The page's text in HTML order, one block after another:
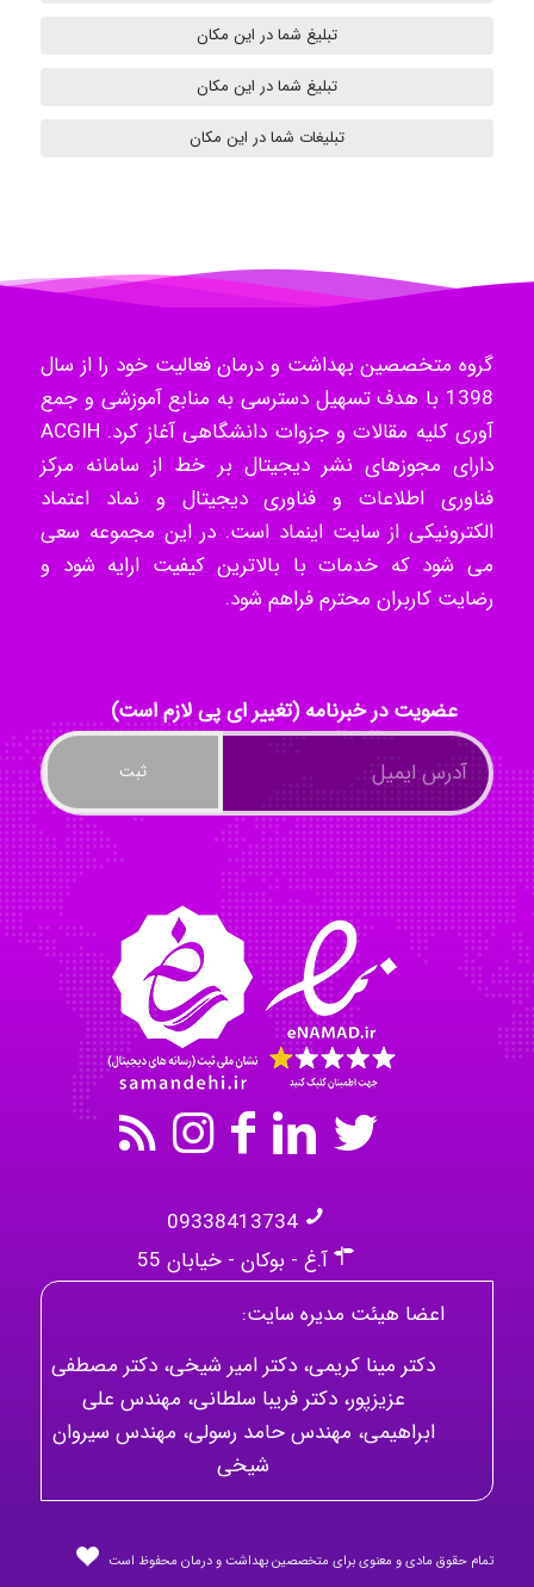
Mohammad
Tavan
akhtar shahsavandi
ayda habibnejad
Nazaninkarkon
Omid
Mehrab
تبلیغ شما در این مکان
تبلیغ شما در این مکان
تبلیغات شما در این مکان
گروه متخصصین بهداشت و درمان فعالیت خود را از سال
1398 با هدف تسهیل دسترسی به منابع آموزشی و جمع
آوری کلیه مقالات و جزوات دانشگاهی آغاز کرد. ACGIH
دارای مجوزهای نشر دیجیتال بر خط از سامانه مرکز
فناوری اطلاعات و فناوری دیجیتال و نماد اعتماد
الکترونیکی از سایت اینماد است. در این مجموعه سعی
می شود که خدمات با بالاترین کیفیت ارایه شود و
رضایت کاربران محترم فراهم شود.
عضویت در خبرنامه (تغییر ای پی لازم است)
09338413734
آ.غ - بوکان - خیابان 55
اعضا هیئت مدیره سایت:
دکتر مینا کریمی، دکتر امیر شیخی، دکتر مصطفی
عزیزپور، دکتر فریبا سلطانی، مهندس علی
ابراهیمی، مهندس حامد رسولی، مهندس سیروان
شیخی
تمام حقوق مادی و معنوی برای متخصصین بهداشت و درمان محفوظ است